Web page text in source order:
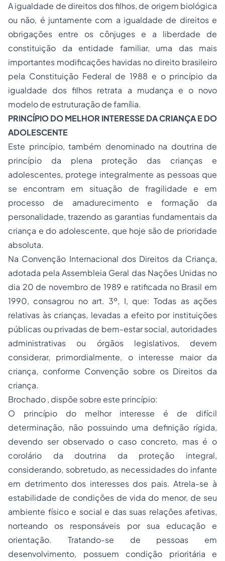
A igualdade de direitos dos filhos, de origem biológica
ou não, é juntamente com a igualdade de direitos e
obrigações entre os cônjuges e a liberdade de
constituição da entidade familiar, uma das mais
importantes modificações havidas no direito brasileiro
pela Constituição Federal de 1988 e o princípio da
igualdade dos filhos retrata a mudança e o novo
modelo de estruturação de família.
PRINCÍPIO DO MELHOR INTERESSE DA CRIANÇA E DO
ADOLESCENTE
Este princípio, também denominado na doutrina de
princípio da plena proteção das crianças e
adolescentes, protege integralmente as pessoas que
se encontram em situação de fragilidade e em
processo de amadurecimento e formação da
personalidade, trazendo as garantias fundamentais da
criança e do adolescente, que hoje são de prioridade
absoluta.
Na Convenção Internacional dos Direitos da Criança,
adotada pela Assembleia Geral das Nações Unidas no
dia 20 de novembro de 1989 e ratificada no Brasil em
1990, consagrou no art. 3º, I, que: Todas as ações
relativas às crianças, levadas a efeito por instituições
públicas ou privadas de bem-estar social, autoridades
administrativas ou órgãos legislativos, devem
considerar, primordialmente, o interesse maior da
criança, conforme Convenção sobre os Direitos da
criança.
Brochado , dispõe sobre este princípio:
O princípio do melhor interesse é de difícil
determinação, não possuindo uma definição rígida,
devendo ser observado o caso concreto, mas é o
corolário da doutrina da proteção integral,
considerando, sobretudo, as necessidades do infante
em detrimento dos interesses dos pais. Atrela-se à
estabilidade de condições de vida do menor, de seu
ambiente físico e social e das suas relações afetivas,
norteando os responsáveis por sua educação e
orientação. Tratando-se de pessoas em
desenvolvimento, possuem condição prioritária e